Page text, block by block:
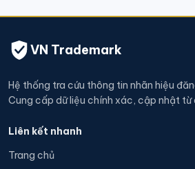
VN Trademark
Hệ thống tra cứu thông tin nhãn hiệu
Cung cấp dữ liệu chính xác, cập nhật từ
Liên kết nhanh
Trang chủ